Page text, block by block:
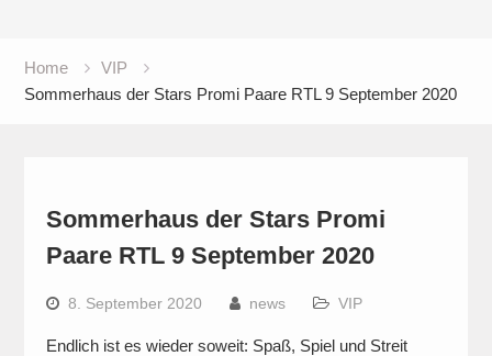
Home
VIP
Sommerhaus der Stars Promi Paare RTL 9 September 2020
Sommerhaus der Stars Promi
Paare RTL 9 September 2020
8. September 2020 news VIP
Endlich ist es wieder soweit: Spaß, Spiel und Streit